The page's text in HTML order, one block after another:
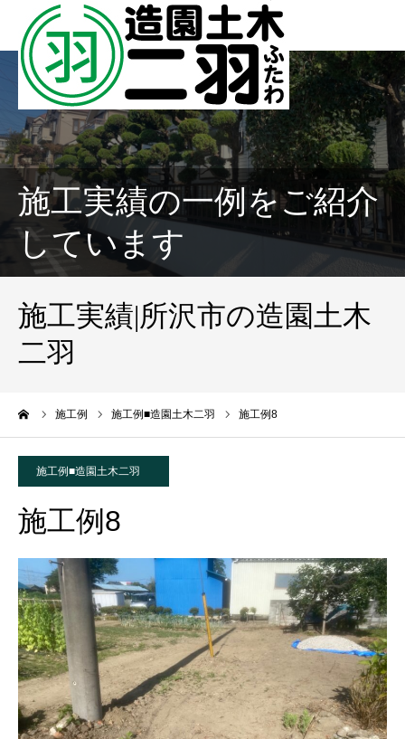
施工実績の一例をご紹介
しています
施工実績|所沢市の造園土木
二羽
施工例 施工例■造園土木二羽 施工例8
施工例■造園土木二羽
施工例8